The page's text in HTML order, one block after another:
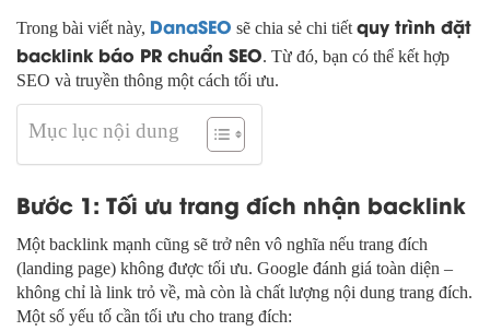
Trong bài viết này, DanaSEO sẽ chia sẻ chi tiết quy trình đặt
backlink báo PR chuẩn SEO. Từ đó, bạn có thể kết hợp
SEO và truyền thông một cách tối ưu.
Mục lục nội dung
Bước 1: Tối ưu trang đích nhận backlink
Một backlink mạnh cũng sẽ trở nên vô nghĩa nếu trang đích
(landing page) không được tối ưu. Google đánh giá toàn diện –
không chỉ là link trỏ về, mà còn là chất lượng nội dung trang đích.
Một số yếu tố cần tối ưu cho trang đích: